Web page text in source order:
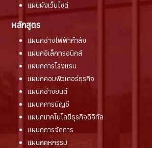
แผนผังเว็บไซต์
หลักสูตร
แผนกช่างไฟฟ้ากำลัง
แผนกอิเล็กทรอนิกส์
แผนกการโรงแรม
แผนกคอมพิวเตอร์ธุรกิจ
แผนกช่างยนต์
แผนกการบัญชี
แผนกเทคโนโลยีธุรกิจดิจิทัล
แผนกการจัดการ
แผนกคหกรรม